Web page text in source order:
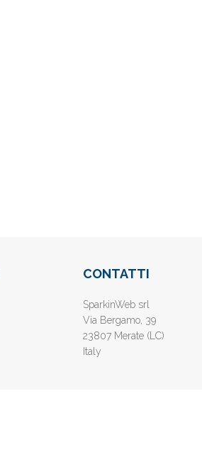
CONTATTI
SparkinWeb srl
Via Bergamo, 39
23807 Merate (LC)
Italy